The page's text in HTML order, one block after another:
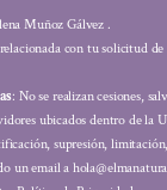
Muñoz Gálvez .
con tu solicitud
: No se realizan cesiones,
ubicados dentro de la
supresión,
un email a